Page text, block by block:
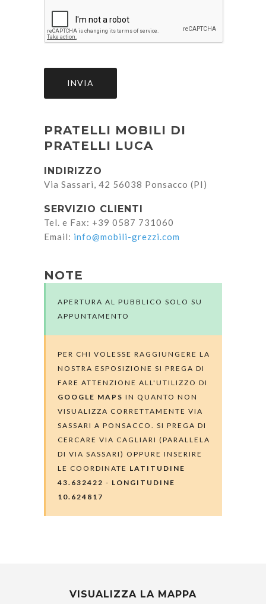
INVIA
PRATELLI MOBILI DI
PRATELLI LUCA
INDIRIZZO
Via Sassari, 42 56038 Ponsacco (PI)
SERVIZIO CLIENTI
Tel. e Fax: +39 0587 731060
Email: info@mobili-grezzi.com
NOTE
APERTURA AL PUBBLICO SOLO SU
APPUNTAMENTO
PER CHI VOLESSE RAGGIUNGERE LA
NOSTRA ESPOSIZIONE SI PREGA DI
FARE ATTENZIONE ALL'UTILIZZO DI
GOOGLE MAPS IN QUANTO NON
VISUALIZZA CORRETTAMENTE VIA
SASSARI A PONSACCO. SI PREGA DI
CERCARE VIA CAGLIARI (PARALLELA
DI VIA SASSARI) OPPURE INSERIRE
LE COORDINATE LATITUDINE
43.632422 - LONGITUDINE
10.624817
VISUALIZZA LA MAPPA